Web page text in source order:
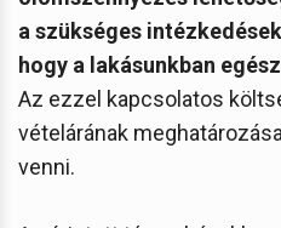
a szükséges
hogy a lakásunkban
Az ezzel kapcsolatos
vételárának
venni.